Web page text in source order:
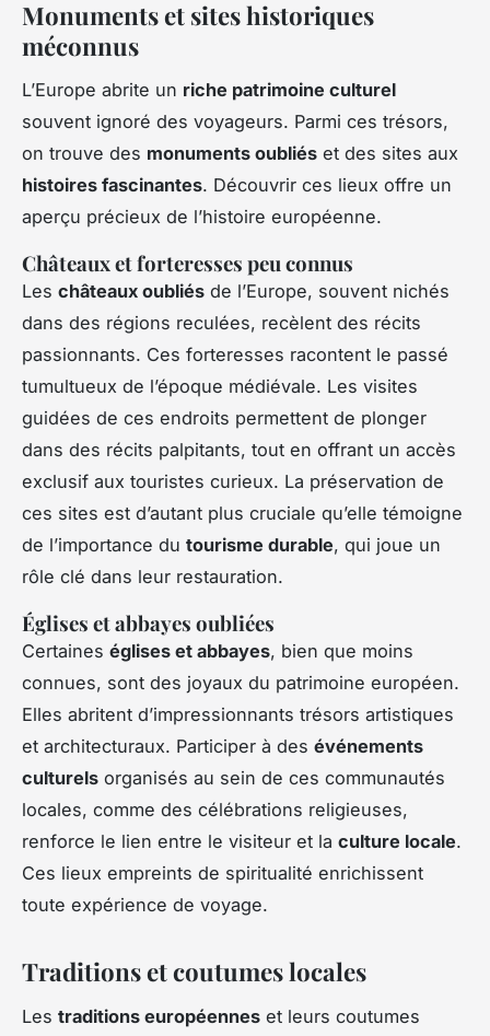
Monuments et sites historiques
méconnus
L’Europe abrite un riche patrimoine culturel
souvent ignoré des voyageurs. Parmi ces trésors,
on trouve des monuments oubliés et des sites aux
histoires fascinantes. Découvrir ces lieux offre un
aperçu précieux de l’histoire européenne.
Châteaux et forteresses peu connus
Les châteaux oubliés de l’Europe, souvent nichés
dans des régions reculées, recèlent des récits
passionnants. Ces forteresses racontent le passé
tumultueux de l’époque médiévale. Les visites
guidées de ces endroits permettent de plonger
dans des récits palpitants, tout en offrant un accès
exclusif aux touristes curieux. La préservation de
ces sites est d’autant plus cruciale qu’elle témoigne
de l’importance du tourisme durable, qui joue un
rôle clé dans leur restauration.
Églises et abbayes oubliées
Certaines églises et abbayes, bien que moins
connues, sont des joyaux du patrimoine européen.
Elles abritent d’impressionnants trésors artistiques
et architecturaux. Participer à des événements
culturels organisés au sein de ces communautés
locales, comme des célébrations religieuses,
renforce le lien entre le visiteur et la culture locale.
Ces lieux empreints de spiritualité enrichissent
toute expérience de voyage.
Traditions et coutumes locales
Les traditions européennes et leurs coutumes